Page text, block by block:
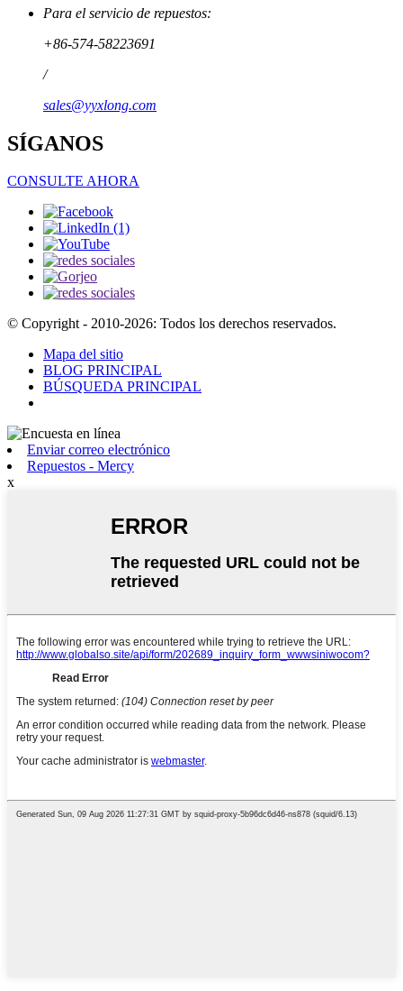
Para el servicio de repuestos:
+86-574-58223691
/
sales@yyxlong.com
SÍGANOS
CONSULTE AHORA
© Copyright - 2010-2026: Todos los derechos reservados.
Mapa del sitio
BLOG PRINCIPAL
BÚSQUEDA PRINCIPAL
Enviar correo electrónico
Repuestos - Mercy
x